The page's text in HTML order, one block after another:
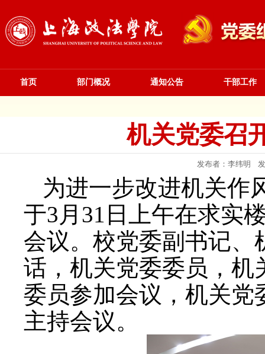
首页 部门概况 通知公告 干部工作
机关党委召
发布者：李纬明
为进一步改进机关作
于3月31日上午在求实
会议。校党委副书记、
话，机关党委委员，机
委员参加会议，机关党
主持会议。